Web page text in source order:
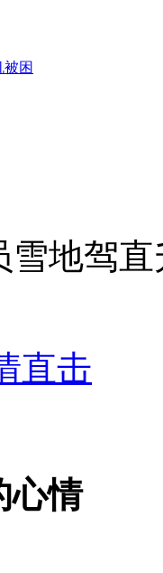
困
如画
系"四十而惑"
功
雪地驾
直击
心情